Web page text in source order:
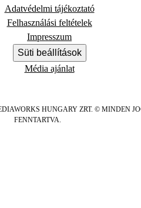
Adatvédelmi tájékoztató
Felhasználási feltételek
Impresszum
Süti beállítások
Média ajánlat
HUNGARY ZRT. © MINDEN
FENNTARTVA.